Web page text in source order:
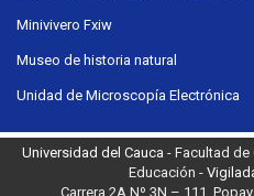
Minivivero Fxiw
Museo de historia natural
Unidad de Microscopía Electrónica
Universidad del Cauca - Facultad de
Educación -
Carrera 2A Nº 3N – 111.